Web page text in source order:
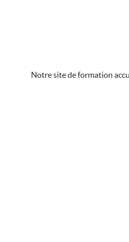
Notre site de formation